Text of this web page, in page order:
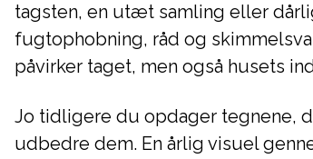
tagsten, en utæt samling eller
fugtophobning, råd og
påvirker taget, men også husets
Jo tidligere du opdager tegnene,
udbedre dem. En årlig visuel